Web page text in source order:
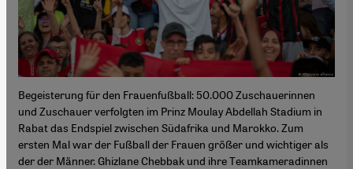
Begeisterung für den Frauenfußball: 50.000 Zuschauerinnen
und Zuschauer verfolgten im Prinz Moulay Abdellah Stadium in
Rabat das Endspiel zwischen Südafrika und Marokko. Zum
ersten Mal war der Fußball der Frauen größer und wichtiger als
der der Männer. Ghizlane Chebbak und ihre Teamkameradinnen